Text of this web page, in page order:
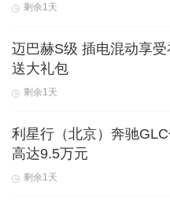
剩余1天
迈巴赫S级 插电混动享受
送大礼包
剩余1天
利星行（北京）奔驰
高达9.5万元
剩余1天